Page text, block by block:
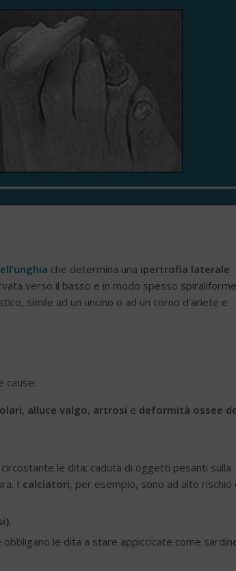
che determina una ipertrofia laterale
verso il basso e in modo spesso
simile ad un uncino o ad un corno d’ariete e
cause:
, alluce valgo, artrosi e deformità ossee
le dita; caduta di oggetti pesanti sulla
I calciatori, per esempio, sono ad alto rischio
;
obbligano le dita a stare appiccicate come